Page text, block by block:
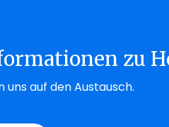
zu
uns auf den Austausch.